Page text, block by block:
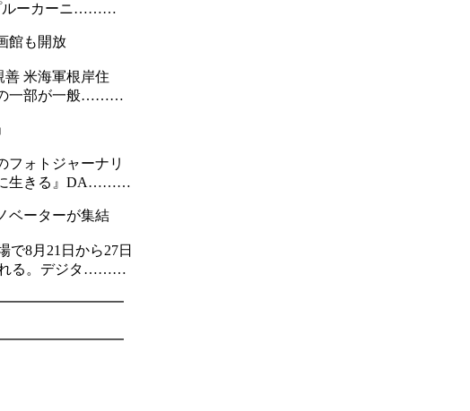
ルーカーニ………
館も開放
善 米海軍根岸住
の一部が一般………
フォトジャーナリ
に生きる』DA………
ベーターが集結
で8月21日から27日
れる。デジタ………